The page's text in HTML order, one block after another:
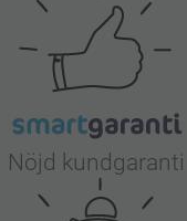
Nöjd kundgaranti